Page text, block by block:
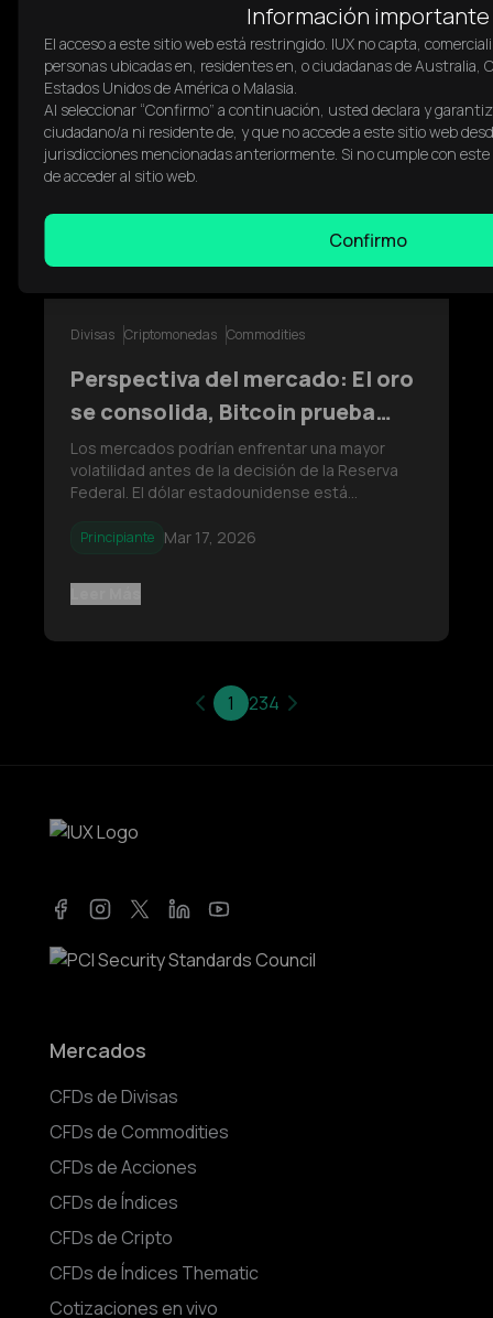
próximo movimiento?
datos económicos clave de EE. UU., con una
convicción direccional limitada en los
principales activos. A medida que el USD pone a
prueba la resistencia, el enfoque se desplaza
hacia si los datos entrantes pueden
desencadenar una repricing más amplia en las
Principiante Mar 30, 2026
Leer Más
Divisas Criptomonedas Commodities
Perspectiva del mercado: El oro
se consolida, Bitcoin prueba
resistencia mientras el petróleo
mantiene una estructura alcista
Los mercados podrían enfrentar una mayor
volatilidad antes de la decisión de la Reserva
Federal. El dólar estadounidense está
consolidación, Bitcoin se acerca a una zona
continúa manteniendo una estructura alcista
Principiante Mar 17, 2026
1 234
Mercados
CFDs de Divisas
CFDs de Commodities
CFDs de Acciones
CFDs de Índices
CFDs de Cripto
CFDs de Índices Thematic
Cotizaciones en vivo
Información importante
El acceso a este sitio web está restringido. IUX no capta,
personas ubicadas en, residentes en, o ciudadanas de Australia,
Estados Unidos de América o Malasia.
Al seleccionar “Confirmo” a continuación, usted declara y
ciudadano/a ni residente de, y que no accede a este sitio web
jurisdicciones mencionadas anteriormente. Si no cumple con
de acceder al sitio web.
Confirmo